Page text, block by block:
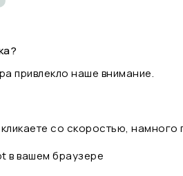
привлекло наше внимание.
со скоростью,
в вашем браузере